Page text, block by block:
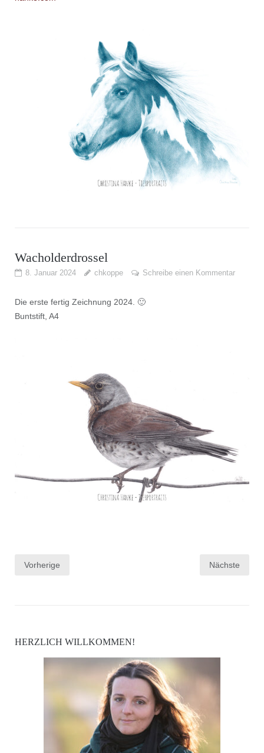
Wacholderdrossel
8. Januar 2024 chkoppe Schreibe einen Kommentar
Die erste fertig Zeichnung 2024. 🙂
Buntstift, A4
Seitennummerierung
Vorherige Nächste
HERZLICH WILLKOMMEN!